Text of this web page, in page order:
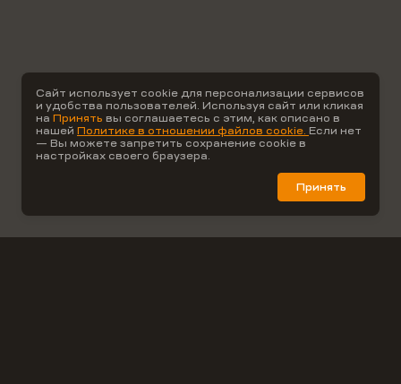
Сайт использует cookie для персонализации сервисов
и удобства пользователей. Используя сайт или кликая
на Принять вы соглашаетесь с этим, как описано в
нашей Политике в отношении файлов cookie. Если нет
— Вы можете запретить сохранение cookie в
настройках своего браузера.
Принять